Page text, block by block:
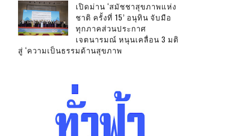
เปิดม่าน ‘สมัชชาสุขภาพแห่ง
ชาติ ครั้งที่ 15’ อนุทิน จับมือ
ทุกภาคส่วนประกาศ
เจตนารมณ์ หนุนเคลื่อน 3 มติ
สู่ ‘ความเป็นธรรมด้านสุขภาพ